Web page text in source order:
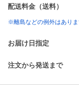
配送料金（送料）
※離島などの例外はあり
お届け日指定
注文から発送まで